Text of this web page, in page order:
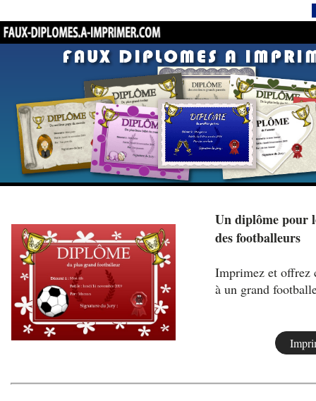
Un diplôme pour
des footballeurs
Imprimez et offrez
à un grand